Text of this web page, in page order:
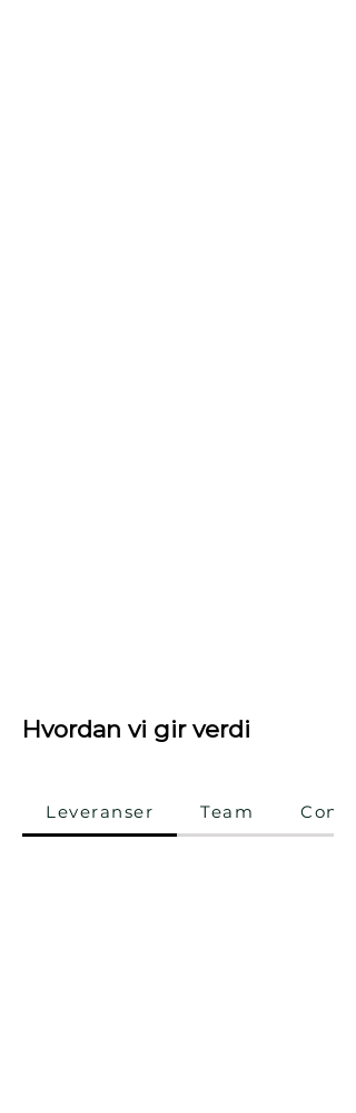
Hvordan vi gir verdi
Leveranser Team